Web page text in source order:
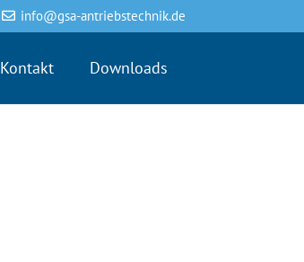
info@gsa-antriebstechnik.de
Kontakt Downloads